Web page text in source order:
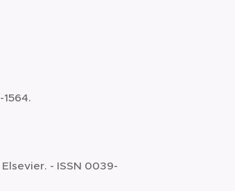
1564.
Elsevier. - ISSN 0039-